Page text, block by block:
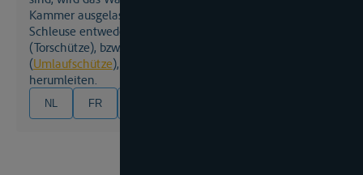
Kammer ausgelassen. Zu diesem Zweck verfügt die
Schleuse entweder über Schütze in den Toren
(Torschütze), bzw. über Ein- und Ausleitungskanäle
(Umlaufschütze), die das Wasser um die Tore
herumleiten.
NL FR